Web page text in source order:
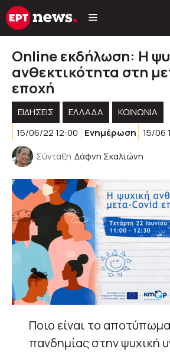
Μετάβαση
σε
Online εκδήλωση: Η
ανθεκτικότητα στη
εποχή
ΕΙΔΗΣΕΙΣ ΕΛΛΑΔΑ
ΚΟΙΝΩΝΊΑ
15/06/22 12:00
Ενημέρωση 15/06
Σύνταξη Δάφνη Σκαλιώνη
Ποιο είναι το
πανδημίας στην ψυχική